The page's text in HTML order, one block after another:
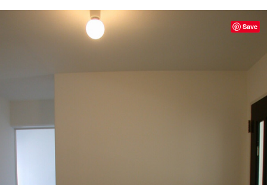
Save